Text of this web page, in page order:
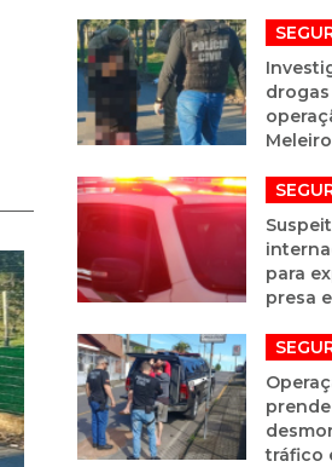
Meleiro
para
presa
tráfico